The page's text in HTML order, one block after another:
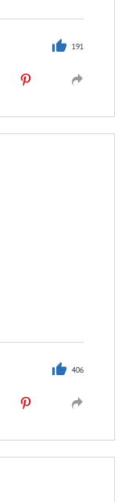
191
406